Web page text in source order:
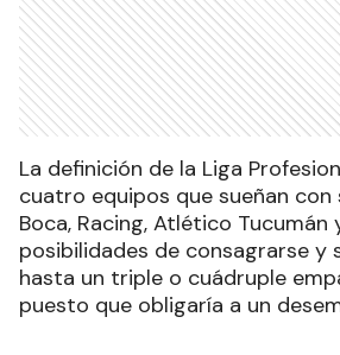
La definición de la Liga
cuatro equipos que sueñan con
Boca, Racing, Atlético Tucumán
posibilidades de consagrarse y
hasta un triple o cuádruple
puesto que obligaría a un